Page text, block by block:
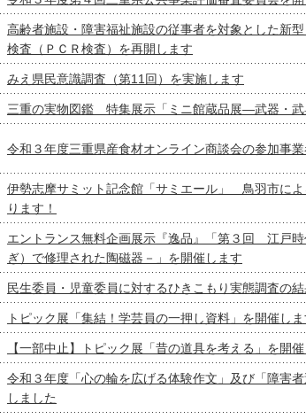
高齢者施設・障害福祉施設の従事者を対象とした新
検査（ＰＣＲ検査）を再開します
みえ県民意識調査（第11回）を実施します
三重の実物図鑑 特集展示「ミニ館蔵品展―武器・
令和３年度三重県産食材オンライン商談会の参加事
伊勢志摩サミット記念館「サミエール」 鳥羽市によ
ります！
エントランス無料企画展示『逸品』「第３回 江戸
ぎ）で修理された陶磁器－」を開催します
民生委員・児童委員に対するひきこもり実態調査の
トピック展「集結！学芸員の一押し資料」を開催しま
【一部中止】トピック展「昔の道具を考える」を開
令和３年度「心の輪を広げる体験作文」及び「障害
しました